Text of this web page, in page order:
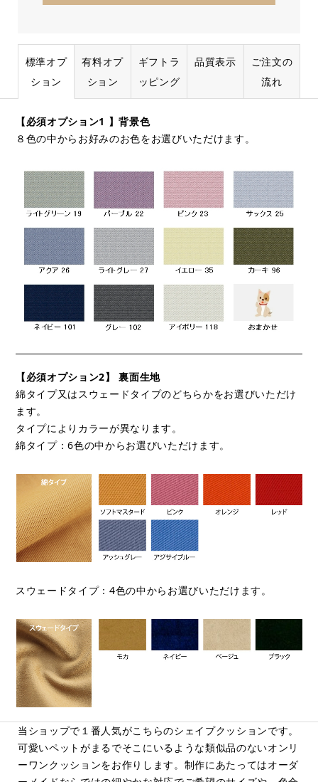
当ショップで１番人気がこちらのシェイプクッションです。
可愛いペットがまるでそこにいるような類似品のないオンリ
ーワンクッションをお作りします。制作にあたってはオーダ
標準オプ
ション
有料オプ
ション
ギフトラ
ッピング
品質表示
ご注文の
流れ
【必須オプション1 】背景色
８色の中からお好みのお色をお選びいただけます。
【必須オプション2】 裏面生地
綿タイプ又はスウェードタイプのどちらかをお選びいただけ
ます。
タイプによりカラーが異なります。
綿タイプ：6色の中からお選びいただけます。
スウェードタイプ：4色の中からお選びいただけます。